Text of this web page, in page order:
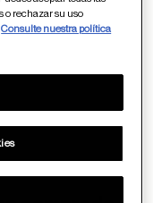
o rechazar su uso
Consulte nuestra política